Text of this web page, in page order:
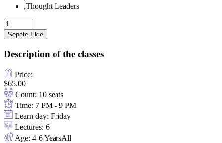
,Thought Leaders
Sepete Ekle
Description of the classes
Price:
$65.00
Count: 10 seats
Time: 7 PM - 9 PM
Learn day: Friday
Lectures: 6
Age: 4-6 YearsAll